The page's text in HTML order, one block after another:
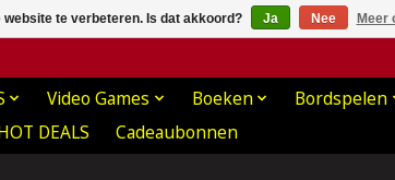
Video Games Boeken Bordspelen
DEALS
Cadeaubonnen
te verbeteren. Is dat akkoord? Ja Nee Meer